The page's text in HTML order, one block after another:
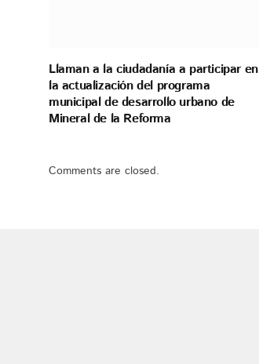
Llaman a la ciudadanía a participar en
la actualización del programa
municipal de desarrollo urbano de
Mineral de la Reforma
Comments are closed.